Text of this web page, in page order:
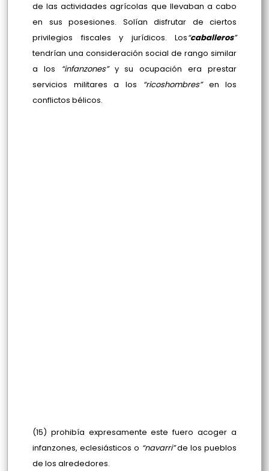
de las actividades agrícolas que llevaban a cabo
en sus posesiones. Solían disfrutar de ciertos
privilegios fiscales y jurídicos. Los“caballeros”
tendrían una consideración social de rango similar
a los “infanzones” y su ocupación era prestar
servicios militares a los
“ricoshombres”en los
conflictos bélicos.
(15) prohibía expresamente este fuero acoger a
infanzones, eclesiásticos o “navarri”de los pueblos
de los alrededores.